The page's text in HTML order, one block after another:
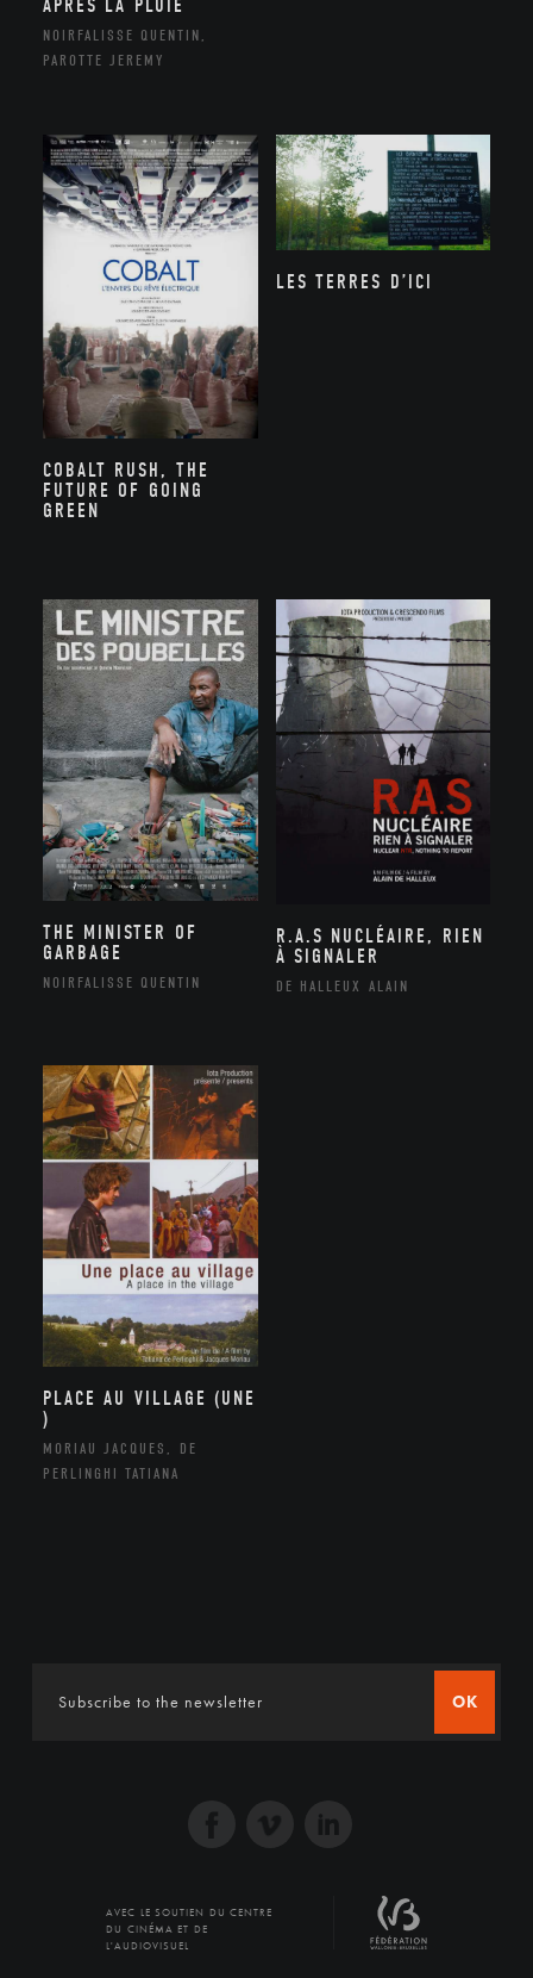
APRÈS LA PLUIE
NOIRFALISSE QUENTIN,
PAROTTE JEREMY
COBALT RUSH, THE
FUTURE OF GOING
GREEN
LES TERRES D’ICI
THE MINISTER OF
GARBAGE
NOIRFALISSE QUENTIN
R.A.S NUCLÉAIRE, RIEN
À SIGNALER
DE HALLEUX ALAIN
PLACE AU VILLAGE (UNE
)
MORIAU JACQUES, DE
PERLINGHI TATIANA
OK
AVEC LE SOUTIEN DU CENTRE
DU CINÉMA ET DE
L'AUDIOVISUEL